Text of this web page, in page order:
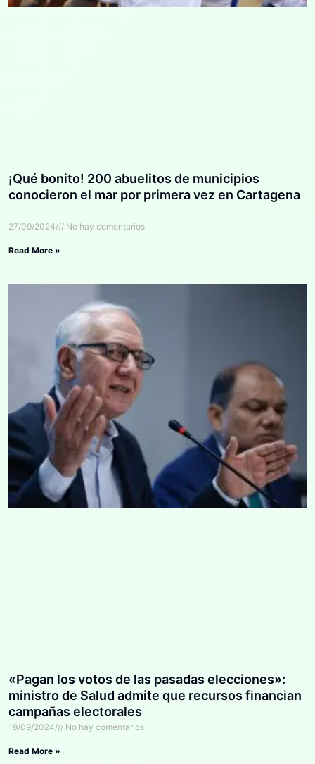
¡Qué bonito! 200 abuelitos de municipios
conocieron el mar por primera vez en Cartagena
27/09/2024 No hay comentarios
Read More »
«Pagan los votos de las pasadas elecciones»:
ministro de Salud admite que recursos financian
campañas electorales
18/09/2024 No hay comentarios
Read More »